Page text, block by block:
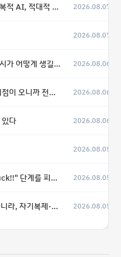
AI 둘 다 보게 될 것" 2026.08.07
2026.08.07
게 생길 수 있는지 2026.08.06
쳐야 할지 모르겠다.” 2026.08.06
다 2026.08.06
2026.08.05
수 있기를 바랄 뿐" 2026.08.05
이론적으로 상한이 없다는 것이 문제" 2026.08.05